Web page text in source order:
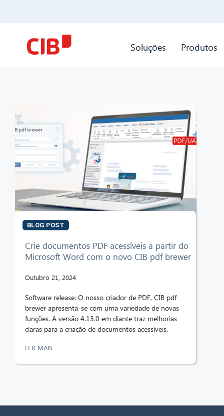
Soluções Produtos
BLOG POST
Crie documentos PDF acessíveis a partir do
Microsoft Word com o novo CIB pdf brewer
Outubro 21, 2024
Software release: O nosso criador de PDF, CIB pdf
brewer apresenta-se com uma variedade de novas
funções. A versão 4.13.0 em diante traz melhorias
claras para a criação de documentos acessíveis.
LER MAIS